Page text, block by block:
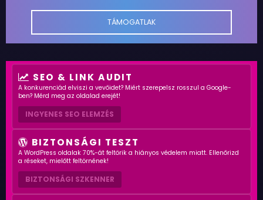
TÁMOGATLAK
SEO & LINK AUDIT
A konkurenciád elviszi a vevőidet? Miért szerepelsz rosszul a Google-
ben? Mérd meg az oldalad erejét!
INGYENES SEO ELEMZÉS
BIZTONSÁGI TESZT
A WordPress oldalak 70%-át feltörik a hiányos védelem miatt. Ellenőrizd
a réseket, mielőtt feltörnének!
BIZTONSÁGI SZKENNER